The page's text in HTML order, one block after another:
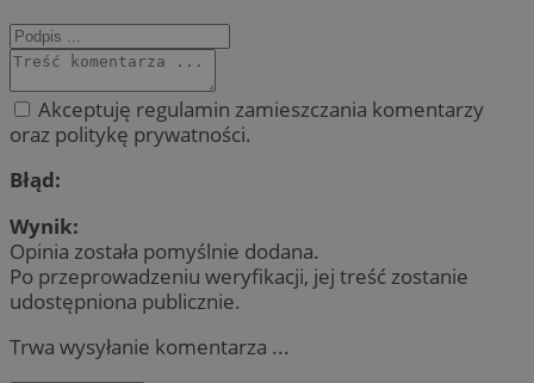
Akceptuję regulamin zamieszczania komentarzy
oraz politykę prywatności.
Błąd:
Wynik:
Opinia została pomyślnie dodana.
Po przeprowadzeniu weryfikacji, jej treść zostanie
udostępniona publicznie.
Trwa wysyłanie komentarza ...